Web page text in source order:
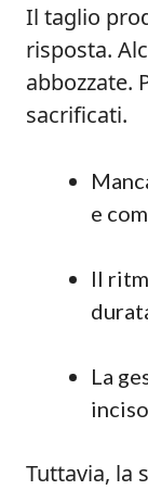
Il taglio
risposta.
abbozzate.
sacrificati.
e
Il
La
Tuttavia, la